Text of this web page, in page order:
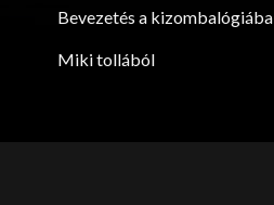
Bevezetés a kizombalógiába
Miki tollából